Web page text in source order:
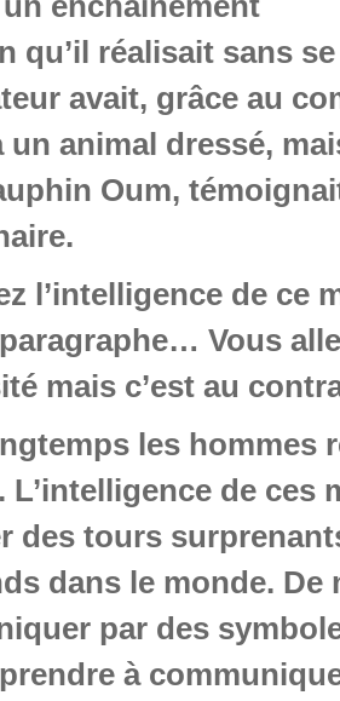
qu’il réalisait sans
avait, grâce au
un animal dressé,
Oum,
l’intelligence de ce
Vous
mais c’est au
les hommes
L’intelligence de ces
des tours
dans le monde.
par des
à